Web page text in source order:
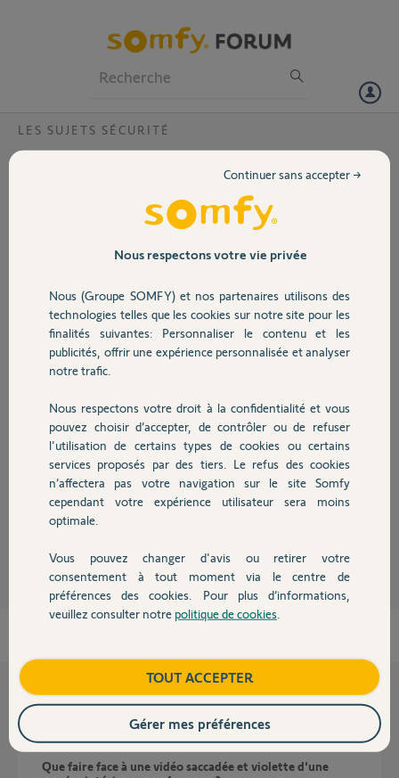
Volet
Sécurité
Domotique
Chauffage
Autres produits
Devis avec un pro
Contact
LES SUJETS SÉCURITÉ
Bonjour, il y a t'il une caméra somfy d'intérieur en wifi et en
Josélito D.
Participer au fil de discussion
Réponses
Bonjour Josélito,
Malheureusement, nous ne commercialisons pas de Caméra IP intérieure
avec vision infra-rouge.
Questions liées
Que faire face à une vidéo saccadée et violette d'une
Nous respectons votre vie privée
Nous (Groupe SOMFY) et nos partenaires utilisons des
technologies telles que les cookies sur notre site pour les
finalités suivantes: Personnaliser le contenu et les
publicités, offrir une expérience personnalisée et analyser
notre trafic.
Nous respectons votre droit à la confidentialité et vous
pouvez choisir d’accepter, de contrôler ou de refuser
l'utilisation de certains types de cookies ou certains
services proposés par des tiers. Le refus des cookies
n’affectera pas votre navigation sur le site Somfy
cependant votre expérience utilisateur sera moins
optimale.
Vous pouvez changer d'avis ou retirer votre
consentement à tout moment via le centre de
préférences des cookies. Pour plus d’informations,
veuillez consulter notre politique de cookies
Continuer sans accepter →
TOUT ACCEPTER
Gérer mes préférences